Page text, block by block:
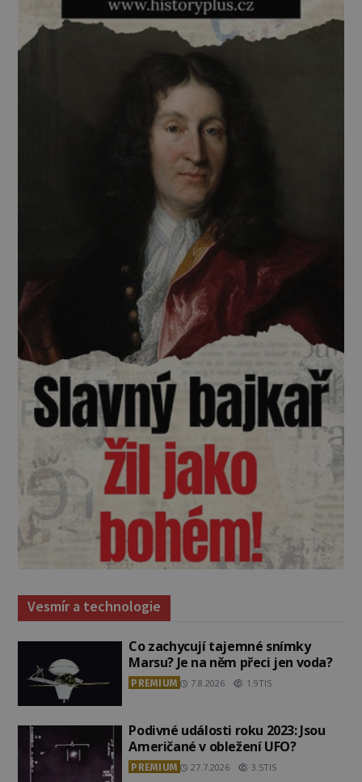
Vesmír a technologie
Co zachycují tajemné snímky
Marsu? Je na něm přeci jen voda?
PREMIUM 7.8.2026 1.9TIS
Podivné události roku 2023: Jsou
Američané v obležení UFO?
PREMIUM 27.7.2026 3.5TIS